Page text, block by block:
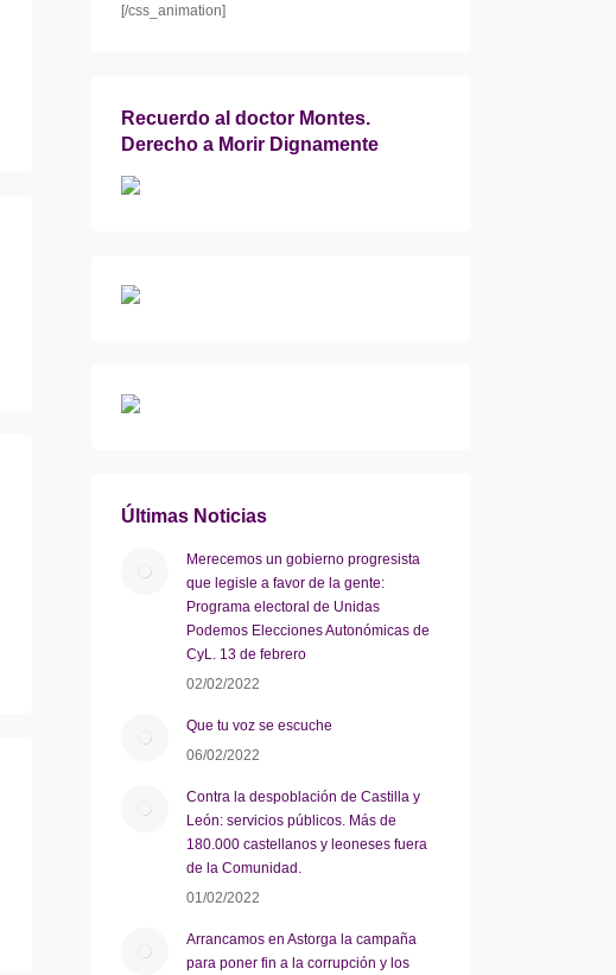
[/css_animation]
Recuerdo al doctor Montes.
Derecho a Morir Dignamente
Últimas Noticias
Merecemos un gobierno progresista
que legisle a favor de la gente:
Programa electoral de Unidas
Podemos Elecciones Autonómicas de
CyL. 13 de febrero
02/02/2022
Que tu voz se escuche
06/02/2022
Contra la despoblación de Castilla y
León: servicios públicos. Más de
180.000 castellanos y leoneses fuera
de la Comunidad.
01/02/2022
Arrancamos en Astorga la campaña
para poner fin a la corrupción y los